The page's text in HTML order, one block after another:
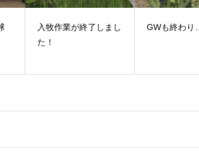
入牧作業が終了しまし
た！
GWも終わり…